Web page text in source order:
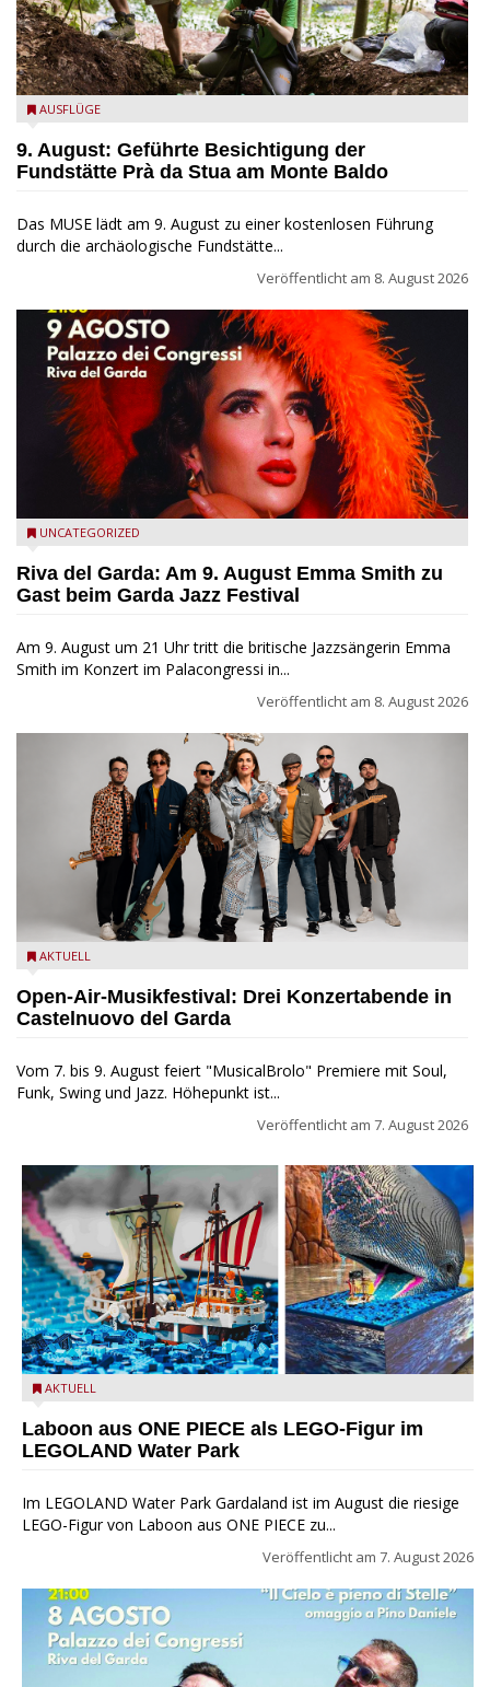
die archäologische Fundstätte Riparo Prà da Stua am Monte
AUSFLÜGE
9. August: Geführte Besichtigung der
Fundstätte Prà da Stua am Monte Baldo
Das MUSE lädt am 9. August zu einer kostenlosen Führung
durch die archäologische Fundstätte...
Veröffentlicht am 8. August 2026
Riva del Garda - Emma Smith zu Gast beim Garda Jazz
UNCATEGORIZED
Riva del Garda: Am 9. August Emma Smith zu
Gast beim Garda Jazz Festival
Am 9. August um 21 Uhr tritt die britische Jazzsängerin Emma
Smith im Konzert im Palacongressi in...
Veröffentlicht am 8. August 2026
Castelnuovo del Garda: Die "Dirotta su Cuba" zu Gast beim
AKTUELL
Open-Air-Musikfestival: Drei Konzertabende in
Castelnuovo del Garda
Vom 7. bis 9. August feiert "MusicalBrolo" Premiere mit Soul,
Funk, Swing und Jazz. Höhepunkt ist...
Veröffentlicht am 7. August 2026
Laboon aus ONE PIECE als LEGO-Figur im LEGOLAND Water
AKTUELL
Laboon aus ONE PIECE als LEGO-Figur im
LEGOLAND Water Park
Im LEGOLAND Water Park Gardaland ist im August die riesige
LEGO-Figur von Laboon aus ONE PIECE zu...
Veröffentlicht am 7. August 2026